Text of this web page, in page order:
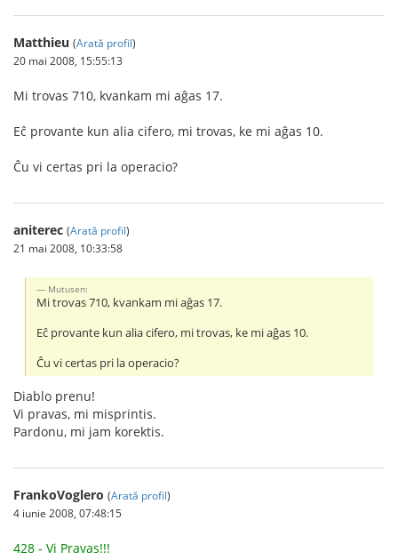
Matthieu (Arată profil)
20 mai 2008, 15:55:13
Mi trovas 710, kvankam mi aĝas 17.
Eĉ provante kun alia cifero, mi trovas, ke mi aĝas 10.
Ĉu vi certas pri la operacio?
aniterec (Arată profil)
21 mai 2008, 10:33:58
Mutusen:
Mi trovas 710, kvankam mi aĝas 17.
Eĉ provante kun alia cifero, mi trovas, ke mi aĝas 10.
Ĉu vi certas pri la operacio?
Diablo prenu!
Vi pravas, mi misprintis.
Pardonu, mi jam korektis.
FrankoVoglero (Arată profil)
4 iunie 2008, 07:48:15
428 - Vi Pravas!!!